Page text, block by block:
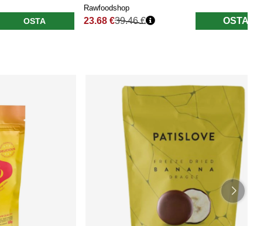
OSTA
Rawfoodshop
23.68 €
Normaali hinta
39.46 € OSTA